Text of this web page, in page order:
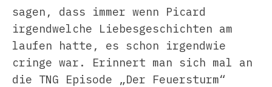
sagen, dass immer wenn Picard
irgendwelche Liebesgeschichten am
laufen hatte, es schon irgendwie
cringe war. Erinnert man sich mal an
die TNG Episode „Der Feuersturm“